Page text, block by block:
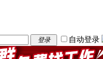
登录 自动登录